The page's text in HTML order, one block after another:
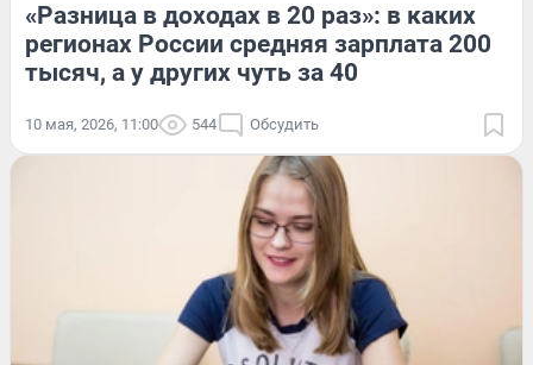
«Разница в доходах в 20 раз»: в каких
регионах России средняя зарплата 200
тысяч, а у других чуть за 40
10 мая, 2026, 11:00 544 Обсудить